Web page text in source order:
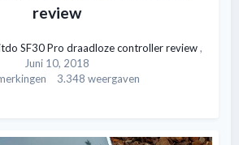
review
SF30 Pro draadloze controller review,
Juni 10, 2018
3.348 weergaven